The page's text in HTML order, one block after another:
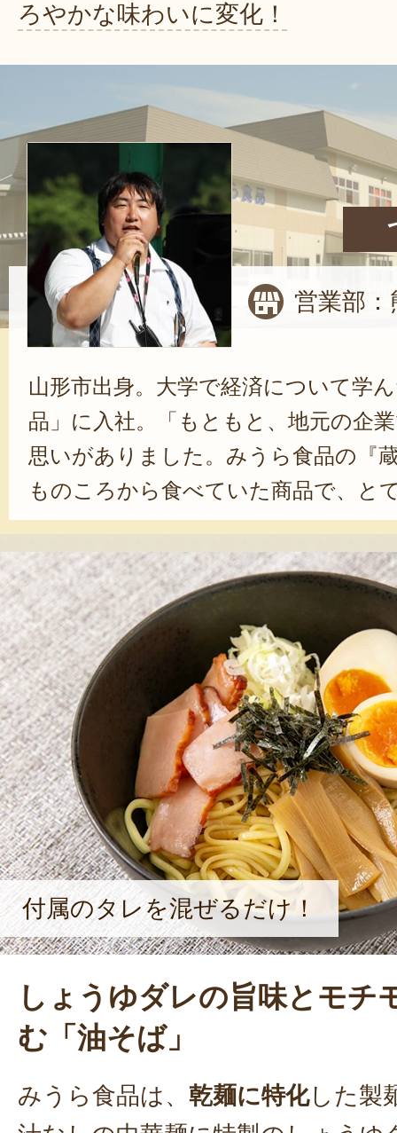
ろやかな味わいに変化！
営業部
山形市出身。大学で経済について学
品」に入社。「もともと、地元の企
思いがありました。みうら食品の『
ものころから食べていた商品で、と
ったんですよね」と、熊谷さん。入
所属し、現在では商品の企画・開発
人気商品「やっぱり旨い油そば」は
までこだわり抜いた、熊谷さんの自
は、納豆を入れて食べるのがおすす
の楽しみ方も教えてくれた。「今後
品種のそば粉を使用した商品を作り
標を掲げている。
付属のタレを混ぜるだけ！
しょうゆダレの旨味とモチ
む「油そば」
みうら食品は、 乾麺に特化した製